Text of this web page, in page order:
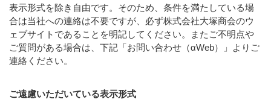
表示形式を除き自由です。そのため、条件を満たしている場
合は当社への連絡は不要ですが、必ず株式会社大塚商会のウ
ェブサイトであることを明記してください。またご不明点や
ご質問がある場合は、下記「お問い合わせ（αWeb）」よりご
連絡ください。
ご遠慮いただいている表示形式